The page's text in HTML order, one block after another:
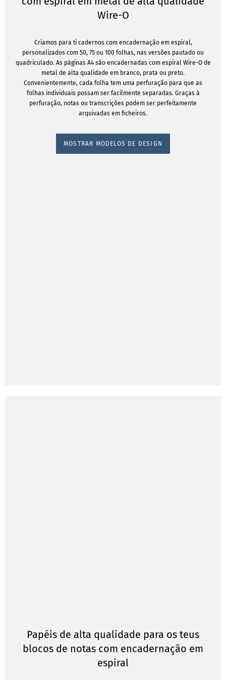
Wire-O
Criamos para ti cadernos com encadernação em espiral,
personalizados com 50, 75 ou 100 folhas, nas versões pautado ou
quadriculado. As páginas A4 são encadernadas com espiral Wire-O de
metal de alta qualidade em branco, prata ou preto.
Convenientemente, cada folha tem uma perfuração para que as
folhas individuais possam ser facilmente separadas. Graças à
perfuração, notas ou transcrições podem ser perfeitamente
arquivadas em ficheiros.
MOSTRAR MODELOS DE DESIGN
Papéis de alta qualidade para os teus
blocos de notas com encadernação em
espiral